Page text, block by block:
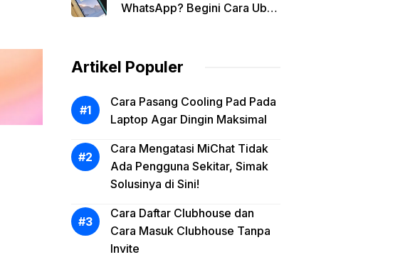
WhatsApp? Begini Cara Ubah
Artikel Populer
Cara Pasang Cooling Pad Pada
Laptop Agar Dingin Maksimal
Cara Mengatasi MiChat Tidak
Ada Pengguna Sekitar, Simak
Solusinya di Sini!
Cara Daftar Clubhouse dan
Cara Masuk Clubhouse Tanpa
Invite